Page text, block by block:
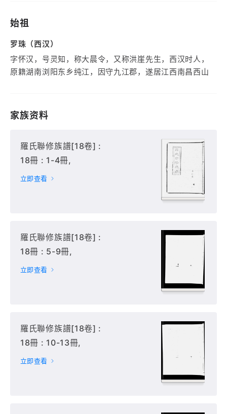
始祖
罗珠（西汉）
字怀汉，号灵知，称大晨令，又称洪崖先生，西汉时人，
原籍湖南浏阳东乡纯江，因守九江郡，遂居江西南昌西山
家族资料
羅氏聯修族譜[18卷] :
18冊 : 1-4冊,
立即查看
羅氏聯修族譜[18卷] :
18冊 : 5-9冊,
立即查看
羅氏聯修族譜[18卷] :
18冊 : 10-13冊,
立即查看